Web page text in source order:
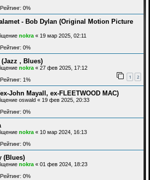
Рейтинг: 0%
- Bob Dylan (Original Motion Picture
nokra « 19 мар 2025, 02:11
Рейтинг: 0%
, Blues)
nokra « 27 фев 2025, 17:12
1 2
Рейтинг: 1%
John Mayall, ex-FLEETWOOD MAC)
oswald « 19 фев 2025, 20:33
Рейтинг: 0%
nokra « 10 мар 2024, 16:13
Рейтинг: 0%
(Blues)
nokra « 01 фев 2024, 18:23
Рейтинг: 0%